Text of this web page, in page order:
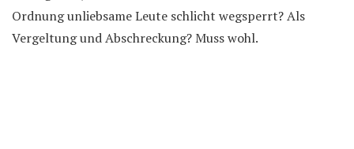
Ordnung unliebsame Leute schlicht wegsperrt? Als
Vergeltung und Abschreckung? Muss wohl.